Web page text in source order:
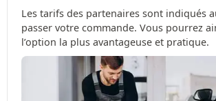
Les tarifs des partenaires sont indiqués
passer votre commande. Vous pourrez
l’option la plus avantageuse et pratique.